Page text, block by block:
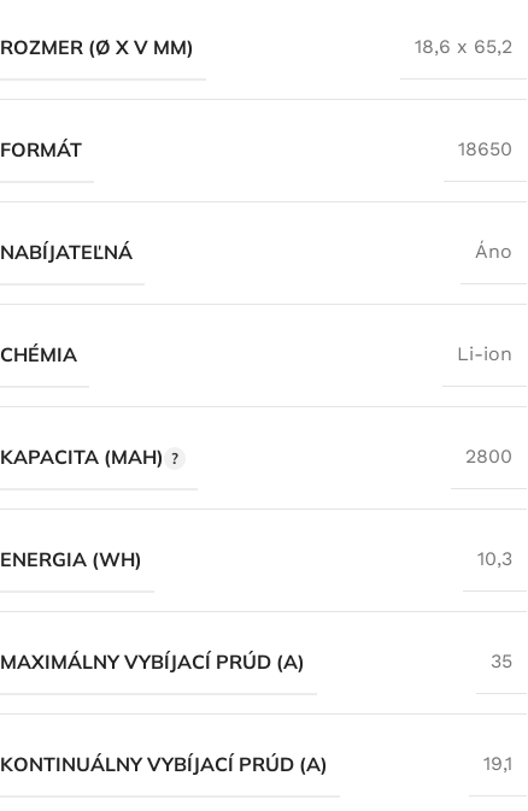
ROZMER (Ø X V MM) 18,6 x 65,2
FORMÁT 18650
NABÍJATEĽNÁ Áno
CHÉMIA Li-ion
KAPACITA (MAH) 2800
ENERGIA (WH) 10,3
MAXIMÁLNY VYBÍJACÍ PRÚD (A) 35
KONTINUÁLNY VYBÍJACÍ PRÚD (A) 19,1